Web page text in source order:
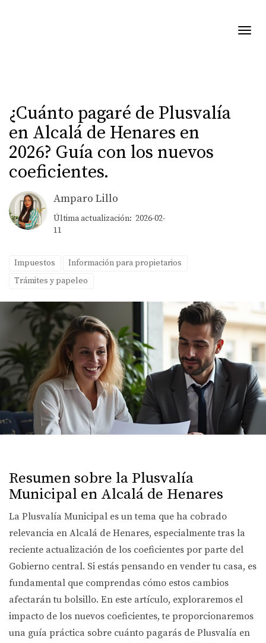
¿Cuánto pagaré de Plusvalía
en Alcalá de Henares en
2026? Guía con los nuevos
coeficientes.
Amparo Lillo
Última actualización: 2026-02-
11
Impuestos
Información para propietarios
Trámites y papeleo
Resumen sobre la Plusvalía
Municipal en Alcalá de Henares
La Plusvalía Municipal es un tema que ha cobrado
relevancia en Alcalá de Henares, especialmente tras la
reciente actualización de los coeficientes por parte del
Gobierno central. Si estás pensando en vender tu casa, es
fundamental que comprendas cómo estos cambios
afectarán tu bolsillo. En este artículo, exploraremos el
impacto de los nuevos coeficientes, te proporcionaremos
una guía práctica sobre cuánto pagarás de Plusvalía en